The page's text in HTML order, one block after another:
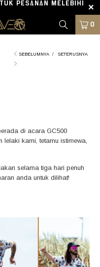
PESANAN MELEBIHI
0
SEBELUMNYA / SETERUSNYA
di acara GC500
lelaki kami, tetamu istimewa,
selama tiga hari penuh
anda untuk dilihat!